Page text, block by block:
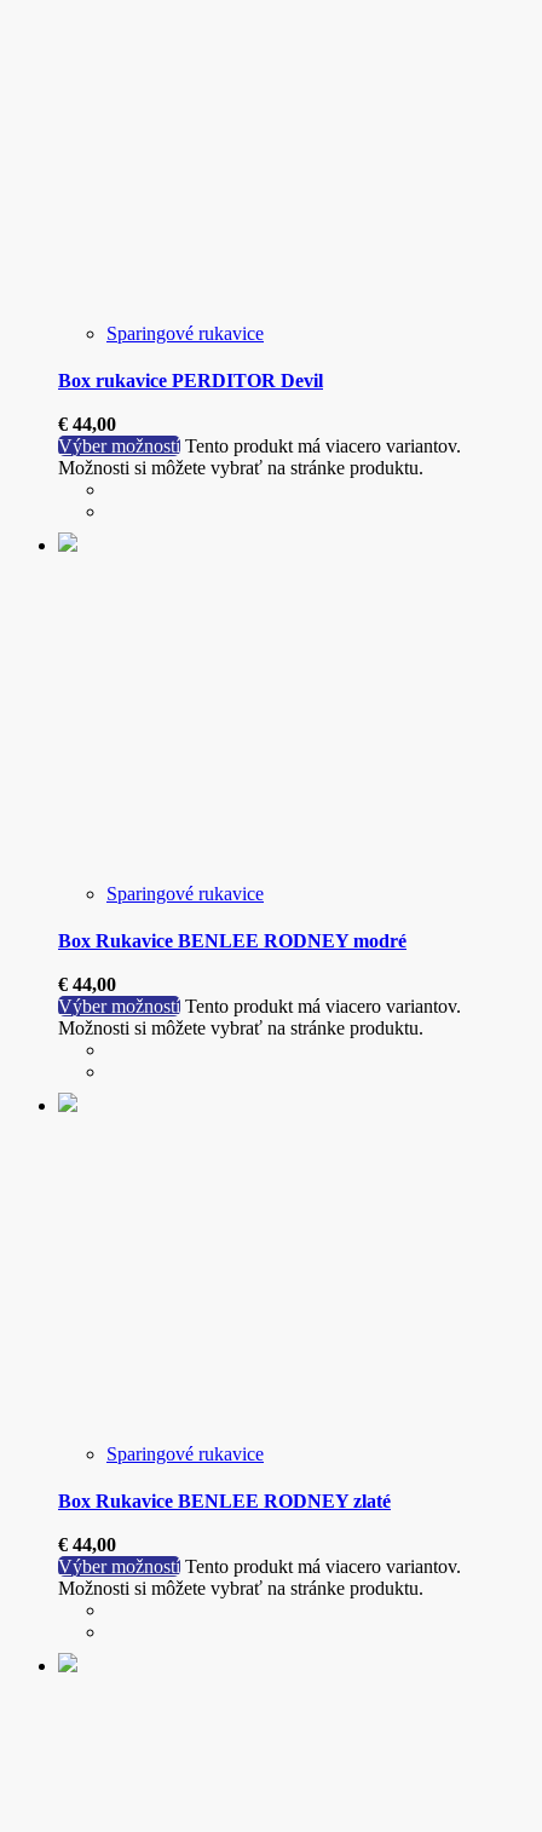
Sparingové rukavice
Box rukavice PERDITOR Devil
€ 44,00
Výber možností Tento produkt má viacero variantov.
Možnosti si môžete vybrať na stránke produktu.
Sparingové rukavice
Box Rukavice BENLEE RODNEY modré
€ 44,00
Výber možností Tento produkt má viacero variantov.
Možnosti si môžete vybrať na stránke produktu.
Sparingové rukavice
Box Rukavice BENLEE RODNEY zlaté
€ 44,00
Výber možností Tento produkt má viacero variantov.
Možnosti si môžete vybrať na stránke produktu.